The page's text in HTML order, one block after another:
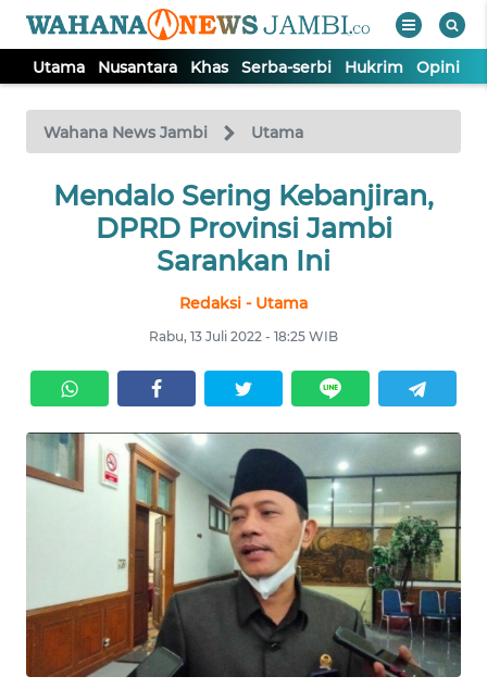
Utama Nusantara Khas Serba-serbi Hukrim Opini
Wahana News Jambi Utama
Mendalo Sering Kebanjiran,
DPRD Provinsi Jambi
Sarankan Ini
Redaksi - Utama
Rabu, 13 Juli 2022 - 18:25 WIB
TV
Tutup
UTAMA
SERBA-
SERBI
HUKRIM
Informasi